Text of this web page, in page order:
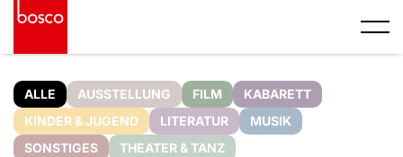
ALLE AUSSTELLUNG FILM
KABARETT
KINDER & JUGEND
LITERATUR
MUSIK
SONSTIGES
THEATER & TANZ